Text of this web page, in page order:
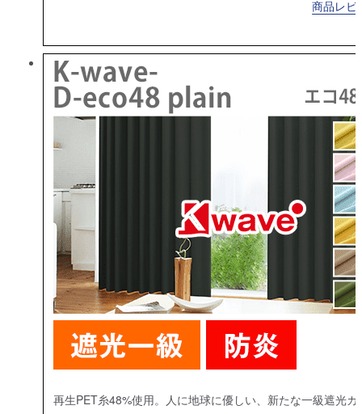
商品レビ
再生PET糸48%使用。人に地球に優しい、新たな一級遮光カ